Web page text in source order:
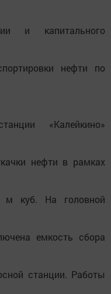
и капитального
нефти по
«Калейкино»
нефти в рамках
м куб. На головной
емкость сбора
станции. Работы